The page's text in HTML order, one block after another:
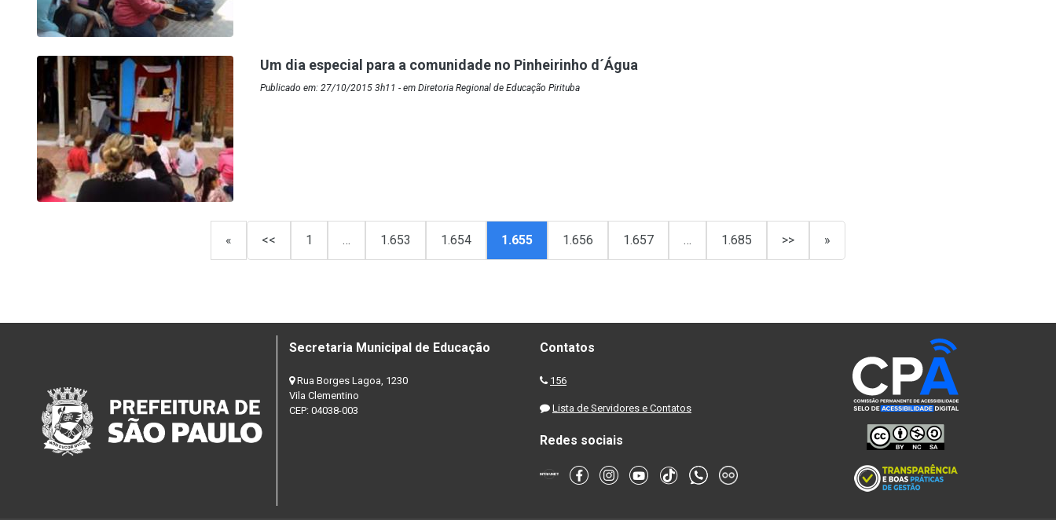
Um dia especial para a comunidade no Pinheirinho d´Água
Publicado em: 27/10/2015 3h11 - em Diretoria Regional de Educação Pirituba
« << 1 … 1.653 1.654 1.655 1.656 1.657 … 1.685 >> »
Secretaria Municipal de Educação
Rua Borges Lagoa, 1230
Vila Clementino
CEP: 04038-003
Contatos
156
Lista de Servidores e Contatos
Redes sociais